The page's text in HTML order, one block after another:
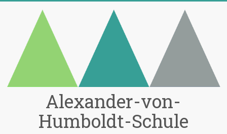
Alexander-von-
Humboldt-Schule